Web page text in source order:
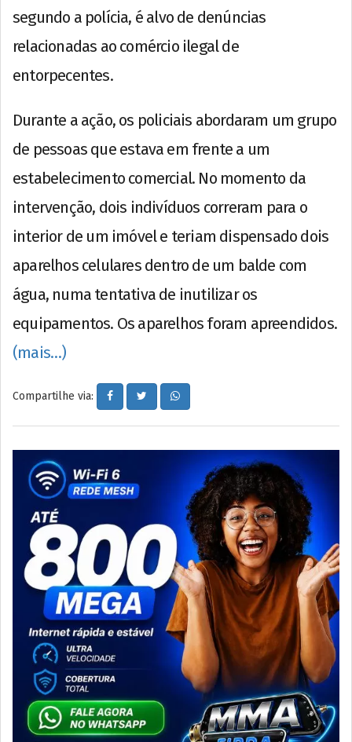
segundo a polícia, é alvo de denúncias
relacionadas ao comércio ilegal de
entorpecentes.
Durante a ação, os policiais abordaram um grupo
de pessoas que estava em frente a um
estabelecimento comercial. No momento da
intervenção, dois indivíduos correram para o
interior de um imóvel e teriam dispensado dois
aparelhos celulares dentro de um balde com
água, numa tentativa de inutilizar os
equipamentos. Os aparelhos foram apreendidos.
(mais…)
Compartilhe via: